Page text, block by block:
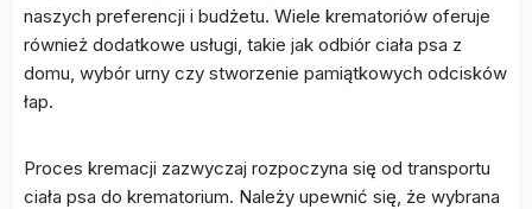
naszych preferencji i budżetu. Wiele krematoriów oferuje
również dodatkowe usługi, takie jak odbiór ciała psa z
domu, wybór urny czy stworzenie pamiątkowych odcisków
łap.
Proces kremacji zazwyczaj rozpoczyna się od transportu
ciała psa do krematorium. Należy upewnić się, że wybrana